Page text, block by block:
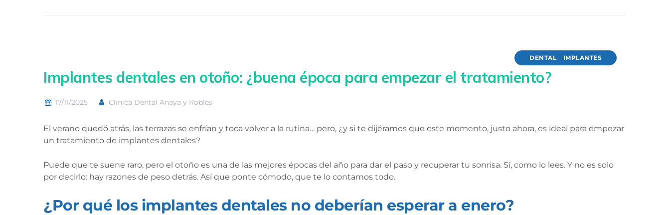
DENTAL IMPLANTES
Implantes dentales en otoño: ¿buena época para empezar el tratamiento?
17/11/2025 Clinica Dental Anaya y Robles
El verano quedó atrás, las terrazas se enfrían y toca volver a la rutina… pero, ¿y si te dijéramos que este momento, justo ahora, es ideal para empezar
un tratamiento de implantes dentales?
Puede que te suene raro, pero el otoño es una de las mejores épocas del año para dar el paso y recuperar tu sonrisa. Sí, como lo lees. Y no es solo
por decirlo: hay razones de peso detrás. Así que ponte cómodo, que te lo contamos todo.
¿Por qué los implantes dentales no deberían esperar a enero?